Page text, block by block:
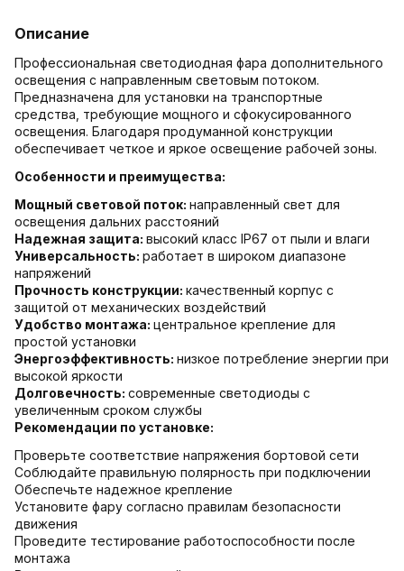
Описание
Профессиональная светодиодная фара дополнительного
освещения с направленным световым потоком.
Предназначена для установки на транспортные
средства, требующие мощного и сфокусированного
освещения. Благодаря продуманной конструкции
обеспечивает четкое и яркое освещение рабочей зоны.
Особенности и преимущества:
Мощный световой поток: направленный свет для
освещения дальних расстояний
Надежная защита: высокий класс IP67 от пыли и влаги
Универсальность: работает в широком диапазоне
напряжений
Прочность конструкции: качественный корпус с
защитой от механических воздействий
Удобство монтажа: центральное крепление для
простой установки
Энергоэффективность: низкое потребление энергии при
высокой яркости
Долговечность: современные светодиоды с
увеличенным сроком службы
Рекомендации по установке:
Проверьте соответствие напряжения бортовой сети
Соблюдайте правильную полярность при подключении
Обеспечьте надежное крепление
Установите фару согласно правилам безопасности
движения
Проведите тестирование работоспособности после
монтажа